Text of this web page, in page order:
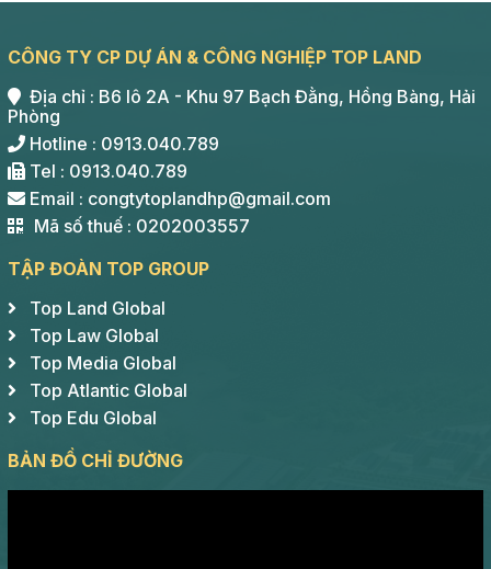
CÔNG TY CP DỰ ÁN & CÔNG NGHIỆP TOP LAND
Địa chỉ : B6 lô 2A - Khu 97 Bạch Đằng, Hồng Bàng, Hải
Phòng
Hotline : 0913.040.789
Tel : 0913.040.789
Email : congtytoplandhp@gmail.com
Mã số thuế : 0202003557
TẬP ĐOÀN TOP GROUP
Top Land Global
Top Law Global
Top Media Global
Top Atlantic Global
Top Edu Global
BẢN ĐỒ CHỈ ĐƯỜNG